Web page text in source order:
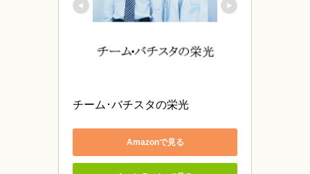
チーム･バチスタの栄光
Amazonで見る